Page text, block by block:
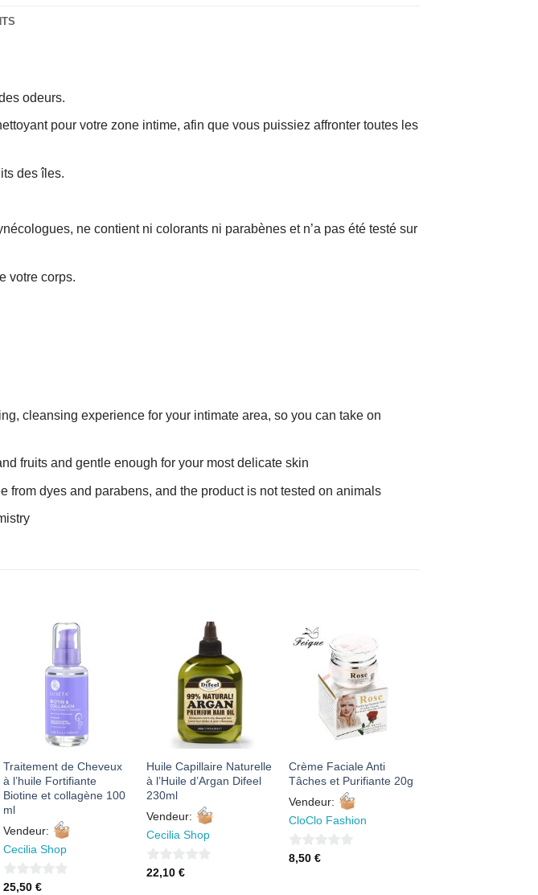
odeurs.
pour votre zone intime, afin que vous puissiez affronter toutes les
des îles.
ne contient ni colorants ni parabènes et n’a pas été testé sur
votre corps.
cleansing experience for your intimate area, so you can take on
fruits and gentle enough for your most delicate skin
from dyes and parabens, and the product is not tested on animals
AJOUTER
FAVORIS
Traitement de Cheveux
à l’huile Fortifiante
Biotine et collagène 100
ml
Vendeur:
Cecilia Shop
0
25,50€
AJOUTER
À MES
FAVORIS
Huile Capillaire Naturelle
à l’Huile d’Argan Difeel
230ml
Vendeur:
Cecilia Shop
0
22,10 €
AJOUTER
À MES
FAVORIS
Crème Faciale Anti
Tâches et Purifiante 20g
Vendeur:
CloClo Fashion
0
8,50€